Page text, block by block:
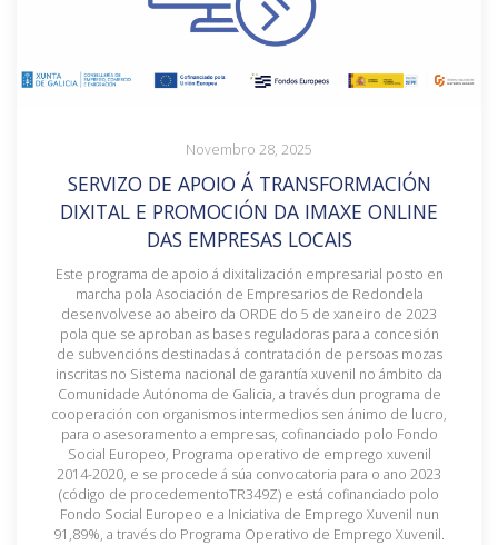
Novembro 28, 2025
SERVIZO DE APOIO Á TRANSFORMACIÓN
DIXITAL E PROMOCIÓN DA IMAXE ONLINE
DAS EMPRESAS LOCAIS
Este programa de apoio á dixitalización empresarial posto en
marcha pola Asociación de Empresarios de Redondela
desenvolvese ao abeiro da ORDE do 5 de xaneiro de 2023
pola que se aproban as bases reguladoras para a concesión
de subvencións destinadas á contratación de persoas mozas
inscritas no Sistema nacional de garantía xuvenil no ámbito da
Comunidade Autónoma de Galicia, a través dun programa de
cooperación con organismos intermedios sen ánimo de lucro,
para o asesoramento a empresas, cofinanciado polo Fondo
Social Europeo, Programa operativo de emprego xuvenil
2014-2020, e se procede á súa convocatoria para o ano 2023
(código de procedementoTR349Z) e está cofinanciado polo
Fondo Social Europeo e a Iniciativa de Emprego Xuvenil nun
91,89%, a través do Programa Operativo de Emprego Xuvenil.